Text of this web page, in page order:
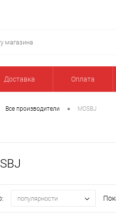
Доставка Оплата
Все производители • MOSBJ
популярности